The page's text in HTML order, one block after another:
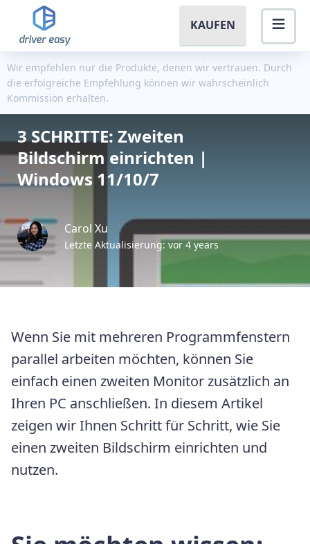
KAUFEN
Wir empfehlen nur die Produkte, denen wir vertrauen. Durch
die erfolgreiche Empfehlung können wir wahrscheinlich
Kommission erhalten.
3 SCHRITTE: Zweiten
Bildschirm einrichten |
Windows 11/10/7
Carol Xu
Letzte Aktualisierung: vor 4 years
Wenn Sie mit mehreren Programmfenstern
parallel arbeiten möchten, können Sie
einfach einen zweiten Monitor zusätzlich an
Ihren PC anschließen. In diesem Artikel
zeigen wir Ihnen Schritt für Schritt, wie Sie
einen zweiten Bildschirm einrichten und
nutzen.